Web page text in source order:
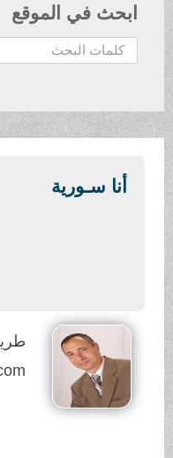
ابحث في الموقع
ح
ث
أنا سـورية